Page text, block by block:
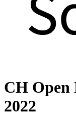
CH Open
2022